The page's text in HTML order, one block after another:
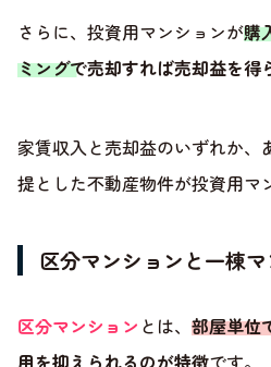
さらに、投資用マンションが購
ミングで売却すれば売却益を得
家賃収入と売却益のいずれか、
提とした不動産物件が投資用マ
区分マンションと一棟
区分マンション とは、 部屋単位